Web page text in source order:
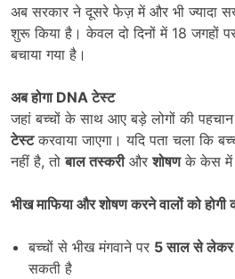
अब सरकार ने दूसरे फेज़ में और भी ज्यादा
शुरू किया है। केवल दो दिनों में 18 जगहों
बचाया गया है।
अब होगा DNAटेस्ट
जहां बच्चों के साथ आए बड़े लोगों की
टेस्टकरवाया जाएगा। यदि पता चला कि
नहीं है, तोबाल तस्करीऔरशोषणके केस में
भीख माफिया और शोषण करने वालों को होगी
बच्चों से भीख मंगवाने पर 5साल से लेकर
सकती है